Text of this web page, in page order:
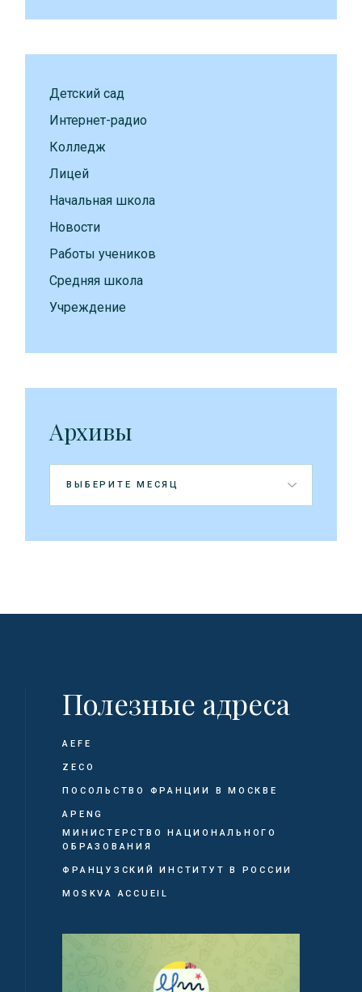
Детский сад
Интернет-радио
Колледж
Лицей
Начальная школа
Новости
Работы учеников
Средняя школа
Учреждение
Архивы
Архивы
Полезные адреса
AEFE
ZECO
ПОСОЛЬСТВО ФРАНЦИИ В МОСКВЕ
APENG
МИНИСТЕРСТВО НАЦИОНАЛЬНОГО
ОБРАЗОВАНИЯ
ФРАНЦУЗСКИЙ ИНСТИТУТ В РОССИИ
MOSKVA ACCUEIL